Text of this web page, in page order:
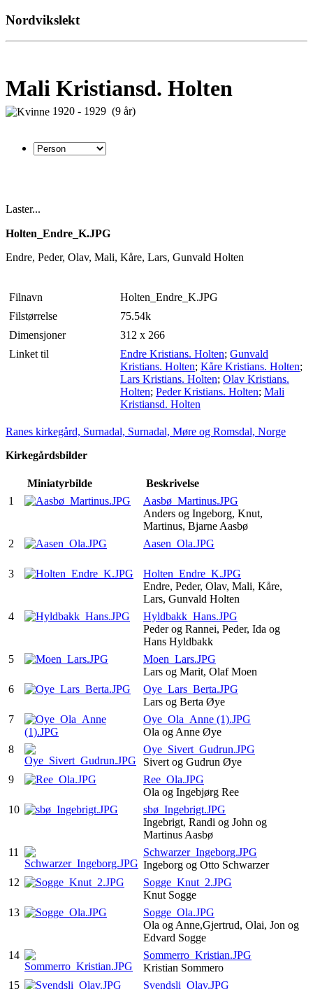
Nordvikslekt
Mali Kristiansd. Holten
1920 - 1929 (9 år)
Laster...
Holten_Endre_K.JPG
Endre, Peder, Olav, Mali, Kåre, Lars, Gunvald Holten
Filnavn
Holten_Endre_K.JPG
Filstørrelse
75.54k
Dimensjoner
312 x 266
Linket til
Endre Kristians. Holten; Gunvald
Kristians. Holten; Kåre Kristians. Holten;
Lars Kristians. Holten; Olav Kristians.
Holten; Peder Kristians. Holten; Mali
Kristiansd. Holten
Ranes kirkegård, Surnadal, Surnadal, Møre og Romsdal, Norge
Kirkegårdsbilder
Miniatyrbilde
Beskrivelse
1
Aasbø_Martinus.JPG
Anders og Ingeborg, Knut,
Martinus, Bjarne Aasbø
2
Aasen_Ola.JPG
3
Holten_Endre_K.JPG
Endre, Peder, Olav, Mali, Kåre,
Lars, Gunvald Holten
4
Hyldbakk_Hans.JPG
Peder og Rannei, Peder, Ida og
Hans Hyldbakk
5
Moen_Lars.JPG
Lars og Marit, Olaf Moen
6
Oye_Lars_Berta.JPG
Lars og Berta Øye
7
Oye_Ola_Anne (1).JPG
Ola og Anne Øye
8
Oye_Sivert_Gudrun.JPG
Sivert og Gudrun Øye
9
Ree_Ola.JPG
Ola og Ingebjørg Ree
10
sbø_Ingebrigt.JPG
Ingebrigt, Randi og John og
Martinus Aasbø
11
Schwarzer_Ingeborg.JPG
Ingeborg og Otto Schwarzer
12
Sogge_Knut_2.JPG
Knut Sogge
13
Sogge_Ola.JPG
Ola og Anne,Gjertrud, Olai, Jon og
Edvard Sogge
14
Sommerro_Kristian.JPG
Kristian Sommero
15
Svendsli_Olav.JPG